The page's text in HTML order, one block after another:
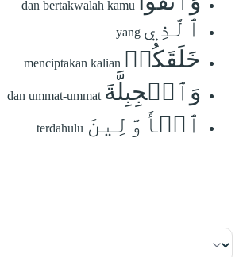
dan bertakwalah kamu
ٱلَّذِي yang
خَلَقَكُمۡ menciptakan kalian
وَٱلۡجِبِلَّةَ dan ummat-ummat
ٱلۡأَوَّلِينَ terdahulu